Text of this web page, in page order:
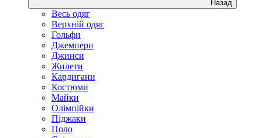
Назад
Весь одяг
Верхній одяг
Гольфи
Джемпери
Джинси
Жилети
Кардигани
Костюми
Майки
Олімпійки
Піджаки
Поло